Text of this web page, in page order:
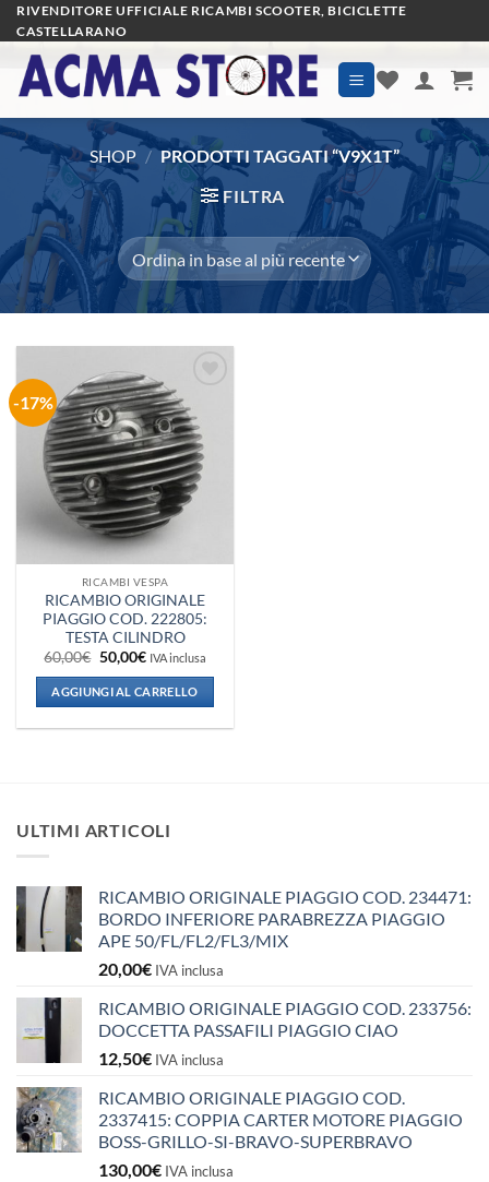
Salta
ai
contenuti
RIVENDITORE UFFICIALE RICAMBI SCOOTER, BICICLETTE
CASTELLARANO
SHOP / PRODOTTI TAGGATI “V9X1T”
FILTRA
-17%
Aggiungi
alla lista
dei
desideri
RICAMBI VESPA
RICAMBIO ORIGINALE
PIAGGIO COD. 222805:
TESTA CILINDRO
60,00€ Il
prezzo
originale
era:
60,00€.
50,00€Il
attuale
è:
50,00€.
IVA inclusa
AGGIUNGI AL CARRELLO
ULTIMI ARTICOLI
RICAMBIO ORIGINALE PIAGGIO COD. 234471:
BORDO INFERIORE PARABREZZA PIAGGIO
APE 50/FL/FL2/FL3/MIX
20,00€ IVA inclusa
RICAMBIO ORIGINALE PIAGGIO COD. 233756:
DOCCETTA PASSAFILI PIAGGIO CIAO
12,50€ IVA inclusa
RICAMBIO ORIGINALE PIAGGIO COD.
2337415: COPPIA CARTER MOTORE PIAGGIO
BOSS-GRILLO-SI-BRAVO-SUPERBRAVO
130,00€ IVA inclusa